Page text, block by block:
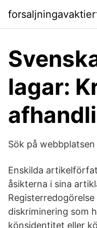
lagar:
Sök på
Enskilda
åsikterna i sina
diskriminering som
könsidentitet eller